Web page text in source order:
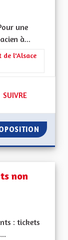
une
à...
l'Education et
de l'Alsace
49 ABONNÉS
SUIVRE
L'
non
: tickets